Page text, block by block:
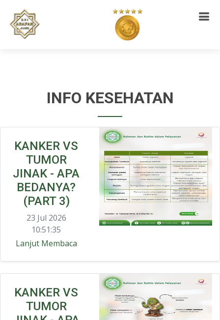
INFO KESEHATAN
KANKER VS
TUMOR
JINAK - APA
BEDANYA?
(PART 3)
23 Jul 2026
10:51:35
Lanjut Membaca
KANKER VS
TUMOR